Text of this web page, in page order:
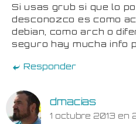
Si usas grub si que lo
desconozco es como
debian, como arch o
seguro hay mucha info
Responder
dmacias
1 octubre 2013 en